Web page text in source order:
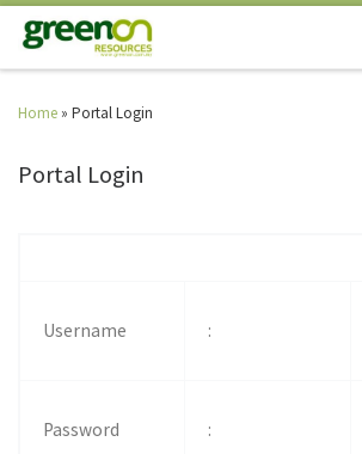
Home » Portal Login
Portal Login
Username :
Password :